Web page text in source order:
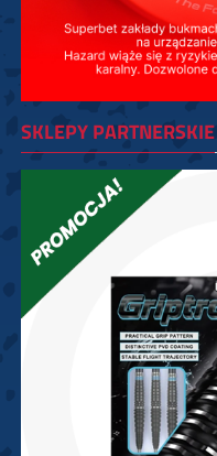
SKLEPY PARTNERSKIE